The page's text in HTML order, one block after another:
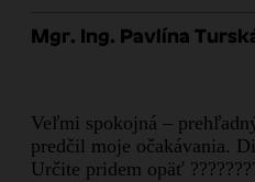
Mgr. Ing. Pavlína
Veľmi spokojná –
predčil moje očakávania.
Určite pridem opäť